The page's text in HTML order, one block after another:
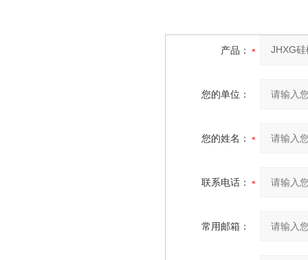
产品：
您的单位：
您的姓名：
联系电话：
常用邮箱：